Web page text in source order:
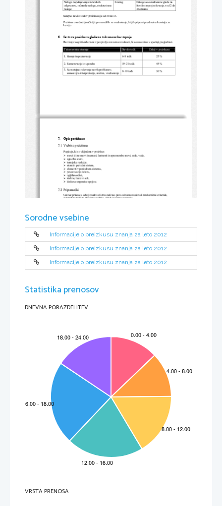
Naloge dopolnjevanja in kratkih
odgovorov, računske naloge, strukturirane
naloge
8 nalog
Naloge so ovrednotene glede na
število stopenj reševanja z od 2 do
4 točkami.
Skupno število točk v preizkusu je od 30 do 33.
Preizkus ovrednotijo učitelji po navodilih za vrednotenje, ki jih pripravi predmetna komisija za
kemijo.
6.    Sestava preizkusa glede na taksonomske stopnje
Razmerje kognitivnih ravni v povprečju zavzema vrednosti, ki so navedene v spodnji preglednici.
Taksonomske stopnje Število točk Delež v preizkusu
1. Znanje in poznavanje 6–8 točk                                   25                                   %
2. Razumevanje in uporaba 19–21 točk                               45                               %
3. Samostojno reševanje novih problemov,
    samostojna interpretacija, analiza, vrednotenje
8–10 točk                                 30                                 %
7.    Opis    preizkusa
7.1  Vsebina  preizkusa
Poglavja, ki so vključena v preizkus:
¾ snovi: čiste snovi in zmesi, lastnosti in spremembe snovi, zrak, voda,
¾ zgradba snovi,
¾
kemijske reakcije,
¾ atom in periodni sistem,
¾ elementi v periodnem sistemu,
¾ povezovanje delcev,
¾ ogljikovodiki,
¾ kisline, baze in soli,
¾ kisikove organske spojine.
7.2  Pripomočki
Učenec prinese s seboj modro ali črno nalivno pero oziroma moder ali črn kemični svinčnik,
svinčnik HB ali B, plastično radirko, šilček in žepno računalo.
Sorodne vsebine
Informacije o preizkusu znanja za leto 2012
Informacije o preizkusu znanja za leto 2012
Informacije o preizkusu znanja za leto 2012
Statistika prenosov
DNEVNA PORAZDELITEV
VRSTA PRENOSA